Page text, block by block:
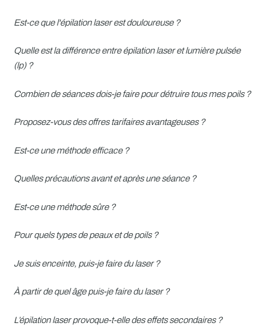
Est-ce que l'épilation laser est douloureuse ?
Quelle est la différence entre épilation laser et lumière pulsée
(lp) ?
Combien de séances dois-je faire pour détruire tous mes poils ?
Proposez-vous des offres tarifaires avantageuses ?
Est-ce une méthode efficace ?
Quelles précautions avant et après une séance ?
Est-ce une méthode sûre ?
Pour quels types de peaux et de poils ?
Je suis enceinte, puis-je faire du laser ?
À partir de quel âge puis-je faire du laser ?
L’épilation laser provoque-t-elle des effets secondaires ?